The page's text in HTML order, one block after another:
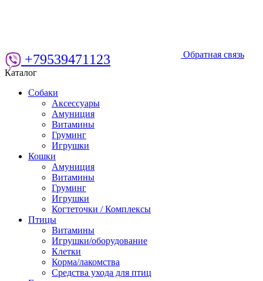
Обратная связь
+79539471123
Каталог
Собаки
Аксессуары
Амуниция
Витамины
Груминг
Игрушки
Кошки
Амуниция
Витамины
Груминг
Игрушки
Когтеточки / Комплексы
Птицы
Витамины
Игрушки/оборудование
Клетки
Корма/лакомства
Средства ухода для птиц